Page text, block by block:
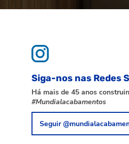
Siga-nos nas Redes
Há mais de 45 anos
#Mundialacabamentos
Seguir